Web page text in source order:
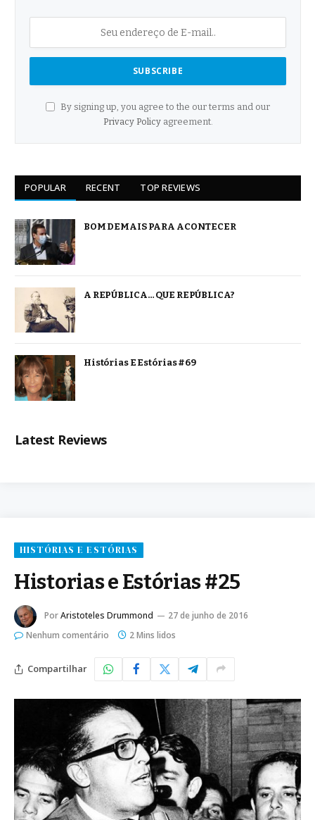
By signing up, you agree to the our terms and our
Privacy Policyagreement.
POPULAR RECENT TOP REVIEWS
BOM DEMAIS PARA ACONTECER
A REPÚBLICA… QUE REPÚBLICA?
Histórias E Estórias #69
Latest Reviews
HISTÓRIAS E ESTÓRIAS
Historias e Estórias #25
PorAristoteles Drummond
27 de junho de 2016
Nenhum comentário
2 Mins lidos
Compartilhar